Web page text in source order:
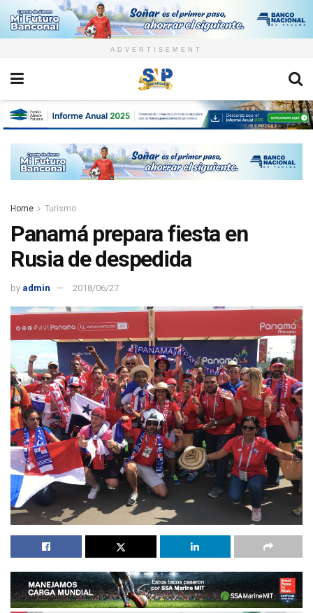
ADVERTISEMENT
Home Turismo
Panamá prepara fiesta en
Rusia de despedida
by admin 2018/06/27